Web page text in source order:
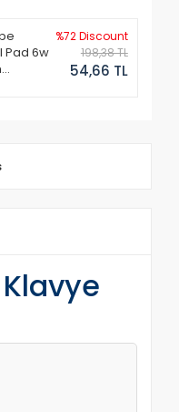
Pad 6w
%72 Discount
198,38 TL
54,66 TL